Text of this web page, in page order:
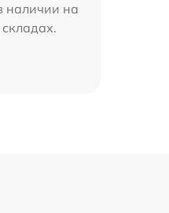
наличии на